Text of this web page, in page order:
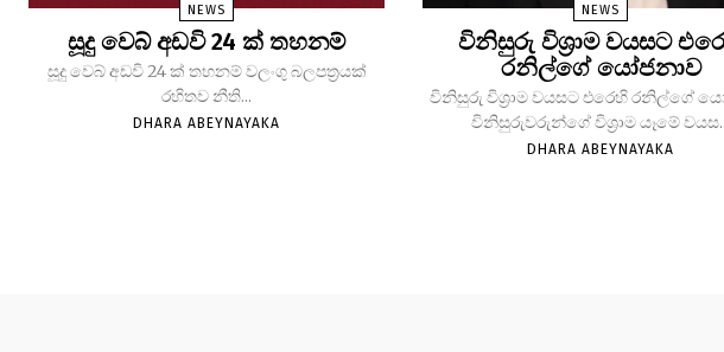
NEWS
සූදු වෙබ් අඩවි 24 ක් තහනම්
සූදු වෙබ් අඩවි 24 ක් තහනම් වලංගු බලපත්‍රයක්
රහිතව නීති...
DHARA ABEYNAYAKA
NEWS
විනිසුරු විශ්‍රාම වයසට
රනිල්ගේ යෝජනාව
විනිසුරු විශ්‍රාම වයසට එරෙහි රනිල්ගේ
විනිසුරුවරුන්ගේ විශ්‍රාම යෑමේ
DHARA ABEYNAYAKA